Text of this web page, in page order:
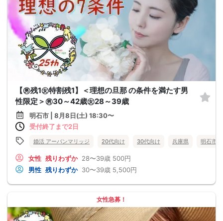
【㊚残1㊛特割残1】＜理想の旦那 の条件を満たす男
性限定＞㊚30～42歳㊛28～39歳
明石市 | 8月8日(土) 18:30〜
受付終了まで2日
婚活 アーバンマリッジ 20代向け 30代向け 兵庫県 明石市
女性 残りわずか 28〜39歳 500円
男性 残りわずか 30〜39歳 5,500円
女性急募！